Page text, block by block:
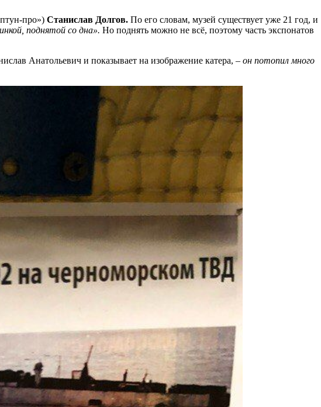
про») Станислав Долгов. По его словам, музей существует уже 21 год, и
поднятой со дна». Но поднять можно не всё, поэтому часть экспонатов
Анатольевич и показывает на изображение катера, – он потопил много